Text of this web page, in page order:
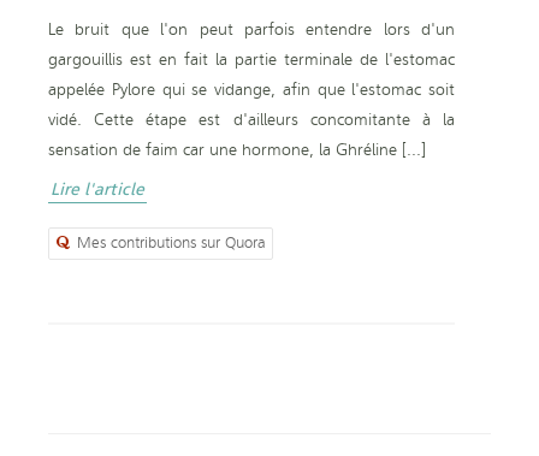
Le bruit que l'on peut parfois entendre lors d'un
gargouillis est en fait la partie terminale de l'estomac
appelée Pylore qui se vidange, afin que l'estomac soit
vidé. Cette étape est d'ailleurs concomitante à la
sensation de faim car une hormone, la Ghréline [...]
Lire l'article
Mes contributions sur Quora